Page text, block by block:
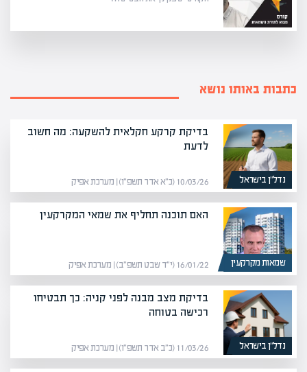
כתבות באותו נושא
נדל”ן בישראל
בדיקת קרקע חקלאית להשקעה: מה חשוב
לדעת
10/03/26 (כ״א אדר תשפ״ו) | מערכת אפיק
שמאות מקרקעין
האם תוכנה תחליף את שמאי המקרקעין
16/01/22 (י״ד שבט תשפ״ב) | מערכת אפיק
נדל”ן בישראל
בדיקת מצב מבנה לפני קניה: כך תבטיחו
רכישה בטוחה
11/03/26 (כ״ב אדר תשפ״ו) | מערכת אפיק